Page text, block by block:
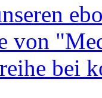
von
bei